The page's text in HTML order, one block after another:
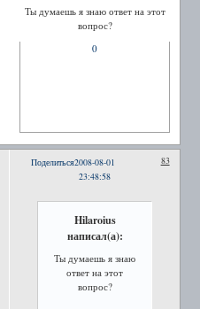
Ты думаешь я знаю ответ на этот
вопрос?
0
Поделиться 83
2008-08-01
23:48:58
Hilaroius
написал(а):
Ты думаешь я знаю
ответ на этот
вопрос?